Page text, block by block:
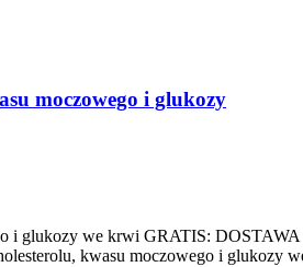
moczowego i glukozy
i glukozy we krwi GRATIS:
kwasu moczowego i glukozy